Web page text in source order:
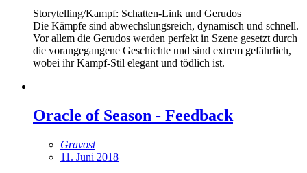
Storytelling/Kampf: Schatten-Link und Gerudos
Die Kämpfe sind abwechslungsreich, dynamisch und schnell.
Vor allem die Gerudos werden perfekt in Szene gesetzt durch
die vorangegangene Geschichte und sind extrem gefährlich,
wobei ihr Kampf-Stil elegant und tödlich ist.
Oracle of Season - Feedback
Gravost
11. Juni 2018